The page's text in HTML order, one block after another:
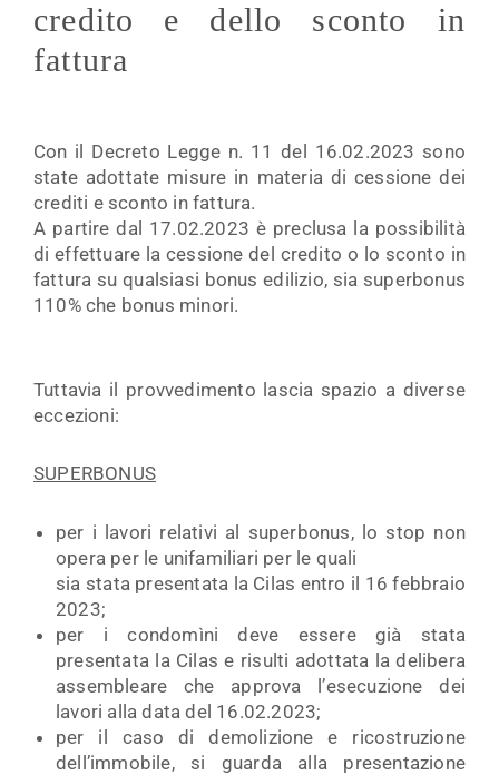
credito e dello sconto in
fattura
Con il Decreto Legge n. 11 del 16.02.2023 sono
state adottate misure in materia di cessione dei
crediti e sconto in fattura.
A partire dal 17.02.2023 è preclusa la possibilità
di effettuare la cessione del credito o lo sconto in
fattura su qualsiasi bonus edilizio, sia superbonus
110% che bonus minori.
Tuttavia il provvedimento lascia spazio a diverse
eccezioni:
SUPERBONUS
per i lavori relativi al superbonus, lo stop non
opera per le unifamiliari per le quali
sia stata presentata la Cilas entro il 16 febbraio
2023;
per i condomìni deve essere già stata
presentata la Cilas e risulti adottata la delibera
assembleare che approva l’esecuzione dei
lavori alla data del 16.02.2023;
per il caso di demolizione e ricostruzione
dell’immobile, si guarda alla presentazione